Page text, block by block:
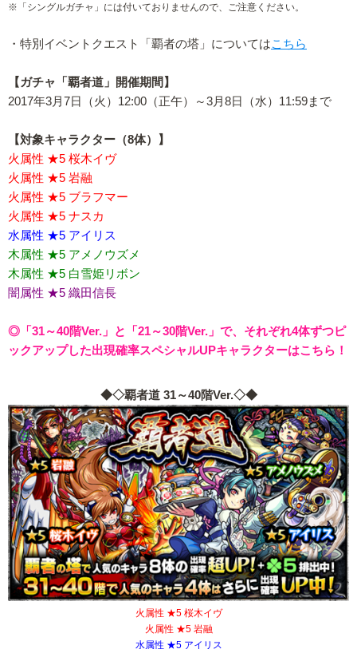
※「シングルガチャ」には付いておりませんので、ご注意ください。
・特別イベントクエスト「覇者の塔」についてはこちら
【ガチャ「覇者道」開催期間】
2017年3月7日（火）12:00（正午）～3月8日（水）11:59まで
【対象キャラクター（8体）】
火属性 ★5 桜木イヴ
火属性 ★5 岩融
火属性 ★5 ブラフマー
火属性 ★5 ナスカ
水属性 ★5 アイリス
木属性 ★5 アメノウズメ
木属性 ★5 白雪姫リボン
闇属性 ★5 織田信長
◎「31～40階Ver.」と「21～30階Ver.」で、それぞれ4体ずつピ
ックアップした出現確率スペシャルUPキャラクターはこちら！
◆◇覇者道 31～40階Ver.◇◆
火属性 ★5 桜木イヴ
火属性 ★5 岩融
水属性 ★5 アイリス